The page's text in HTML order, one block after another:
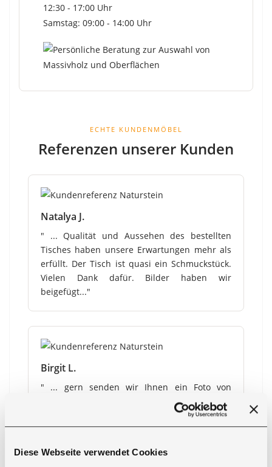
Diese Webseite verwendet Cookies
12:30 - 17:00 Uhr
Samstag: 09:00 - 14:00 Uhr
ECHTE KUNDENMÖBEL
Referenzen unserer Kunden
Natalya J.
" ... Qualität und Aussehen des bestellten
Tisches haben unsere Erwartungen mehr als
erfüllt. Der Tisch ist quasi ein Schmuckstück.
Vielen Dank dafür. Bilder haben wir
beigefügt..."
Birgit L.
" ... gern senden wir Ihnen ein Foto von
unserem schönen Couchtisch. Es hat alles
wunderbar geklappt und wir sind sehr
zufrieden..."